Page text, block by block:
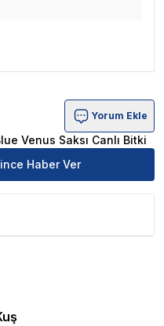
Canlı Bitki Ürün
Yorum Ekle
Venus Saksı Canlı Bitki
Haber Ver